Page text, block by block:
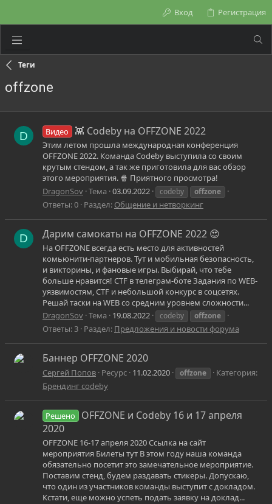
Вход Регистрация
Теги
offzone
D Видео 👾 Codeby на OFFZONE 2022
Этим летом прошла международная конференция
OFFZONE 2022. Команда Codeby выступила со своим
крутым стендом, а так же приготовила для вас обзор
этого мероприятия. 🍿 Приятного просмотра!
DragonSov Тема 03.09.2022 codeby offzone
Ответы: 0 Раздел: Общение и нетворкинг
D Дарим самокаты на OFFZONE 2022 😍
На OFFZONE всегда есть место для активностей
комьюнити‑партнеров. Тут и мобильная безопасность,
и викторины, и фановые игры. Выбирай, что тебе
больше нравится! CTF в телеграм‑боте Задания по WEB-
уязвимостям, CTF и небольшой конкурс в соцсетях.
Решай таски на WEB со средним уровнем сложности...
DragonSov Тема 19.08.2022 codeby offzone
Ответы: 3 Раздел: Предложения и новости форума
Баннер OFFZONE 2020
Сергей Попов Ресурс 11.02.2020 offzone
Категория:
Брендинг codeby
Решено
OFFZONE и Codeby 16 и 17 апреля
2020
OFFZONE 16-17 апреля 2020 Ссылка на сайт
мероприятия Билеты тут В этом году наша команда
обязательно посетит это замечательное мероприятие.
Поставим стенд, будем раздавать стикеры. Допускаю,
что один из участников команды выступит с докладом.
Кстати, еще можно успеть подать заявку на доклад...